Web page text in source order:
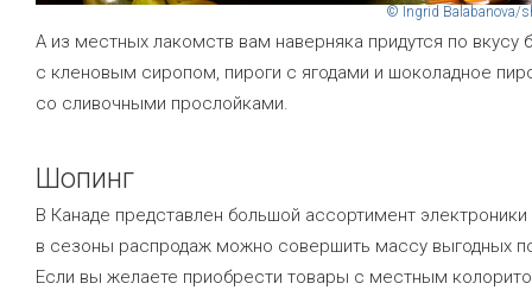
© Ingrid Balabanova/
А из местных лакомств вам наверняка придутся по вкусу
с кленовым сиропом, пироги с ягодами и шоколадное
со сливочными прослойками.
Шопинг
В Канаде представлен большой ассортимент
в сезоны распродаж можно совершить массу выгодных
Если вы желаете приобрести товары с местным